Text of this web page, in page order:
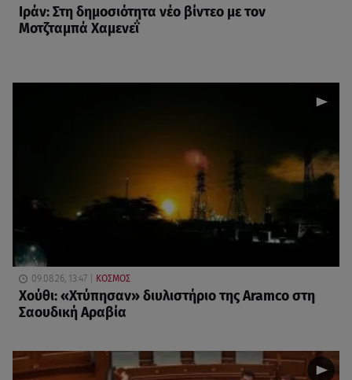
Ιράν: Στη δημοσιότητα νέο βίντεο με τον
Μοτζταμπά Χαμενεΐ
09.08.26, 13:47 ΚΟΣΜΟΣ
Χούθι: «Χτύπησαν» διυλιστήριο της Aramco στη
Σαουδική Αραβία